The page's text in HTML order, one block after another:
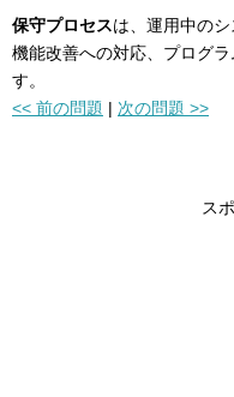
保守プロセスは、運用中の
機能改善への対応、プログ
す。
<< 前の問題 | 次の問題 >>
ス